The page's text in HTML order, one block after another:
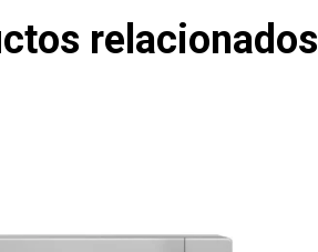
relacionados